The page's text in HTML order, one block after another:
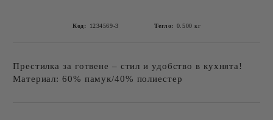
Код: 1234569-3 Тегло: 0.500 кг
Престилка за готвене – стил и удобство в кухнята!
Материал: 60% памук/40% полиестер